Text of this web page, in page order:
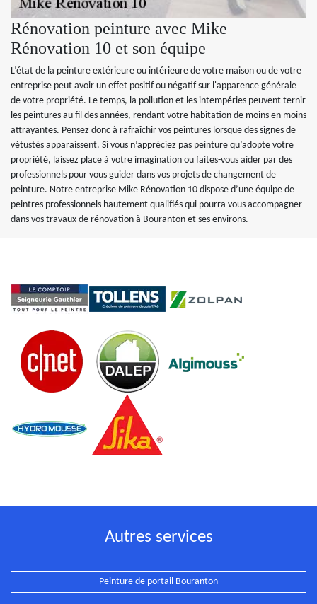
Rénovation peinture avec Mike
Rénovation 10 et son équipe
L’état de la peinture extérieure ou intérieure de votre maison ou de votre
entreprise peut avoir un effet positif ou négatif sur l'apparence générale
de votre propriété. Le temps, la pollution et les intempéries peuvent ternir
les peintures au fil des années, rendant votre habitation de moins en moins
attrayantes. Pensez donc à rafraîchir vos peintures lorsque des signes de
vétustés apparaissent. Si vous n’appréciez pas peinture qu’adopte votre
propriété, laissez place à votre imagination ou faites-vous aider par des
professionnels pour vous guider dans vos projets de changement de
peinture. Notre entreprise Mike Rénovation 10 dispose d’une équipe de
peintres professionnels hautement qualifiés qui pourra vous accompagner
dans vos travaux de rénovation à Bouranton et ses environs.
Autres services
Peinture de portail Bouranton